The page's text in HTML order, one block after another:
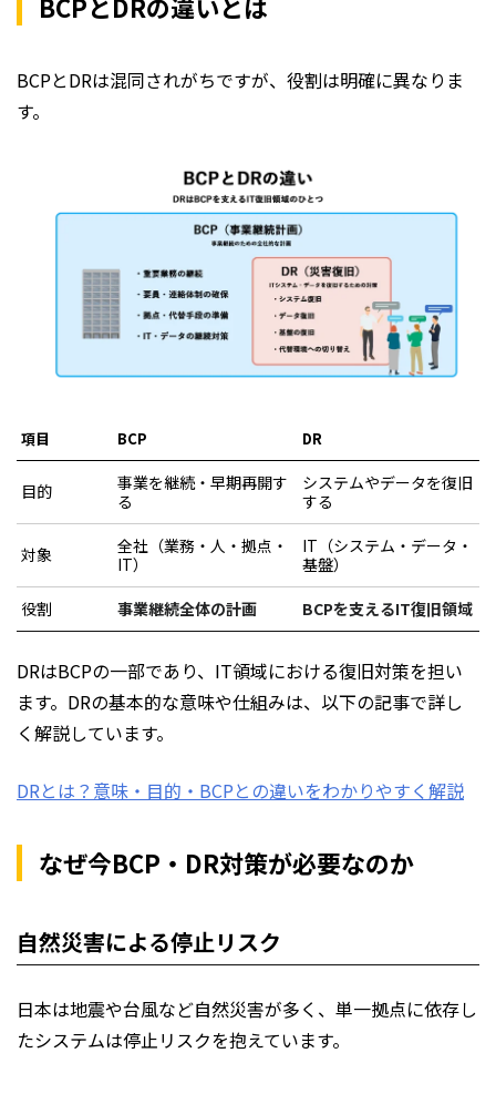
BCPとDRは混同されがちですが、役割は明確に異なりま
す。
項目 BCP DR
目的
事業を継続・早期再開す
る
システムやデータを復旧
する
対象
全社（業務・人・拠点・
IT）
IT（システム・データ・
基盤）
役割
事業継続全体の計画 BCPを支えるIT復旧領域
DRはBCPの一部であり、IT領域における復旧対策を担い
ます。DRの基本的な意味や仕組みは、以下の記事で詳し
く解説しています。
DRとは？意味・目的・BCPとの違いをわかりやすく解説
なぜ今BCP・DR対策が必要なのか
自然災害による停止リスク
日本は地震や台風など自然災害が多く、単一拠点に依存し
たシステムは停止リスクを抱えています。